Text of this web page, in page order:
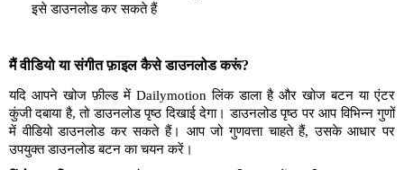
इसे डाउनलोड कर सकते हैं
मैं वीडियो या संगीत फ़ाइल कैसे डाउनलोड करूं?
यदि आपने खोज फ़ील्ड में Dailymotion लिंक डाला है और खोज बटन या एंटर
कुंजी दबाया है, तो डाउनलोड पृष्ठ दिखाई देगा। डाउनलोड पृष्ठ पर आप विभिन्न गुणों
में वीडियो डाउनलोड कर सकते हैं। आप जो गुणवत्ता चाहते हैं, उसके आधार पर
उपयुक्त डाउनलोड बटन का चयन करें।